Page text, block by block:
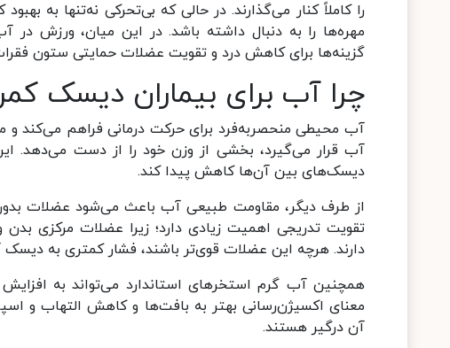
را کاملاً کنار می‌گذارند. در حالی که بی‌تحرکی نه‌تنها به
مهره‌ها را به دنبال داشته باشد. در این میان، ورزش در
گزینه‌ها برای کاهش درد و تقویت عضلات حمایتی ستون
چرا آب برای بیماران دیسک
آب محیطی منحصربه‌فرد برای حرکت درمانی فراهم می‌کند
آب قرار می‌گیرد، بخشی از وزن خود را از دست می‌دهد.
دیسک‌های بین آن‌ها کاهش پیدا کند.
از طرف دیگر، مقاومت طبیعی آب باعث می‌شود عضلات بدون
تقویت تدریجی اهمیت زیادی دارد؛ زیرا عضلات مرکزی
دارند. هرچه این عضلات قوی‌تر باشند، فشار کمتری به
همچنین آب گرم استخرهای استاندارد می‌تواند به
معنای اکسیژن‌رسانی بهتر به بافت‌ها و کاهش التهاب و
آن درگیر هستند.